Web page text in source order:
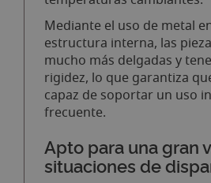
Mediante el uso de metal
estructura interna, las
mucho más delgadas y
rigidez, lo que garantiza
capaz de soportar un uso
frecuente.
Apto para una gran
situaciones de